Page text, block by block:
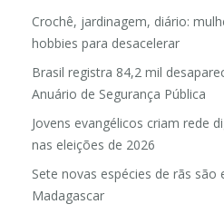
Crochê, jardinagem, diário:
hobbies para desacelerar
Brasil registra 84,2 mil
Anuário de Segurança Pública
Jovens evangélicos criam rede
nas eleições de 2026
Sete novas espécies de rãs são
Madagascar